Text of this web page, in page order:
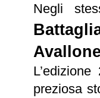
Negli
Avallone
preziosa